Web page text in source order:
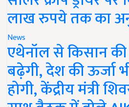
लाख रुपये तक का
News
एथेनॉल से किसान
बढ़ेगी, देश की ऊर्जा
होगी, केंद्रीय मंत्री